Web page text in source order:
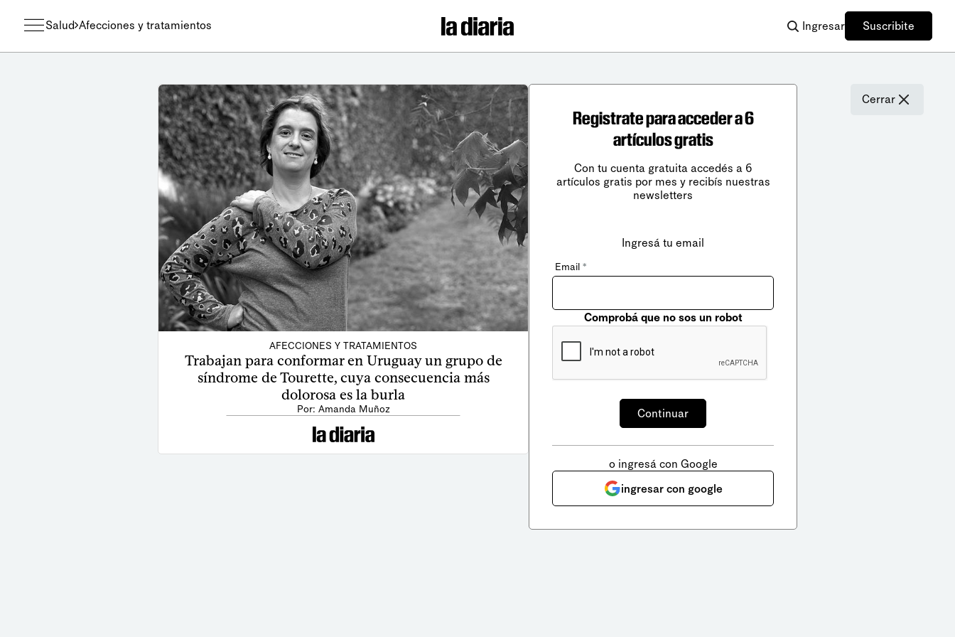
Salud Afecciones y tratamientos Ingresar Suscribite
AFECCIONES Y TRATAMIENTOS
Trabajan para conformar en Uruguay un grupo de
síndrome de Tourette, cuya consecuencia más
dolorosa es la burla
Por: Amanda Muñoz
Cerrar
Registrate para acceder a 6
artículos gratis
Con tu cuenta gratuita accedés a 6
artículos gratis por mes y recibís nuestras
newsletters
Ingresá tu email
Email *
Comprobá que no sos un robot
o ingresá con Google
ingresar con google